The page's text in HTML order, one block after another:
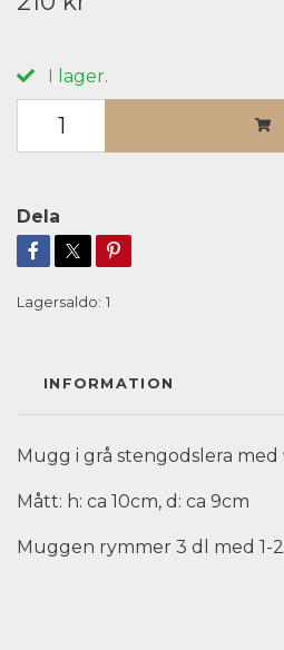
I lager.
Dela
Lagersaldo: 1
INFORMATION
Mugg i grå stengodslera med
Mått: h: ca 10cm, d: ca 9cm
Muggen rymmer 3 dl med 1-